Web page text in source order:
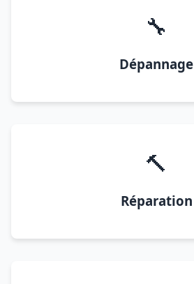
🔧
Dépannage
🔨
Réparation